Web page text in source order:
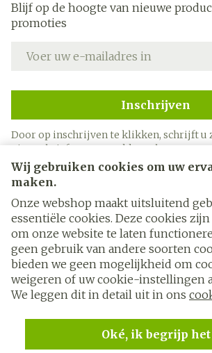
Wij gebruiken cookies om uw
maken.
Onze webshop maakt uitsluitend
essentiële cookies. Deze cookies
om onze website te laten
geen gebruik van andere soorten
bieden we geen mogelijkheid om
weigeren of uw cookie-instellingen
We leggen dit in detail uit in ons
Oké, ik begrijp het
Blijf op de hoogte van nieuwe
promoties
Inschrijven
Door op inschrijven te klikken, schrijft u
nieuwsbrief en gaat u akkoord met onze
Juridische links